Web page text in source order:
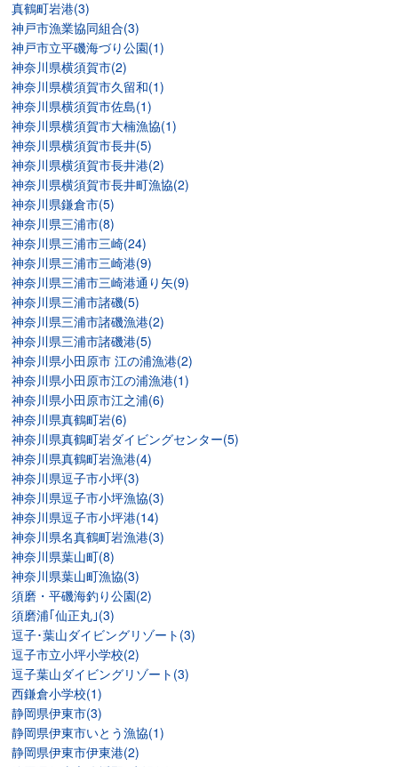
真鶴町岩港(3)
神戸市漁業協同組合(3)
神戸市立平磯海づり公園(1)
神奈川県横須賀市(2)
神奈川県横須賀市久留和(1)
神奈川県横須賀市佐島(1)
神奈川県横須賀市大楠漁協(1)
神奈川県横須賀市長井(5)
神奈川県横須賀市長井港(2)
神奈川県横須賀市長井町漁協(2)
神奈川県鎌倉市(5)
神奈川県三浦市(8)
神奈川県三浦市三崎(24)
神奈川県三浦市三崎港(9)
神奈川県三浦市三崎港通り矢(9)
神奈川県三浦市諸磯(5)
神奈川県三浦市諸磯漁港(2)
神奈川県三浦市諸磯港(5)
神奈川県小田原市 江の浦漁港(2)
神奈川県小田原市江の浦漁港(1)
神奈川県小田原市江之浦(6)
神奈川県真鶴町岩(6)
神奈川県真鶴町岩ダイビングセンター(5)
神奈川県真鶴町岩漁港(4)
神奈川県逗子市小坪(3)
神奈川県逗子市小坪漁協(3)
神奈川県逗子市小坪港(14)
神奈川県名真鶴町岩漁港(3)
神奈川県葉山町(8)
神奈川県葉山町漁協(3)
須磨・平磯海釣り公園(2)
須磨浦｢仙正丸｣(3)
逗子･葉山ダイビングリゾート(3)
逗子市立小坪小学校(2)
逗子葉山ダイビングリゾート(3)
西鎌倉小学校(1)
静岡県伊東市(3)
静岡県伊東市いとう漁協(1)
静岡県伊東市伊東港(2)